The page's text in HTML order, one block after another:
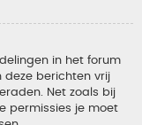
in het forum
deze berichten vrij
Net zoals bij
permissies je moet